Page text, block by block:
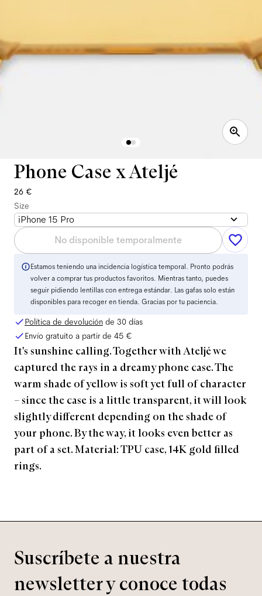
Phone Case x Ateljé
26 €
Size
iPhone 15 Pro
No disponible temporalmente
Estamos teniendo una incidencia logística temporal. Pronto podrás
volver a comprar tus productos favoritos. Mientras tanto, puedes
seguir pidiendo lentillas con entrega estándar. Las gafas solo están
disponibles para recoger en tienda. Gracias por tu paciencia.
Política de devolución de 30 días
Envío gratuito a partir de 45 €
It's sunshine calling. Together with Ateljé we
captured the rays in a dreamy phone case. The
warm shade of yellow is soft yet full of character
– since the case is a little transparent, it will look
slightly different depending on the shade of
your phone. By the way, it looks even better as
part of a set. Material: TPU case, 14K gold filled
rings.
Suscríbete a nuestra
newsletter y conoce todas